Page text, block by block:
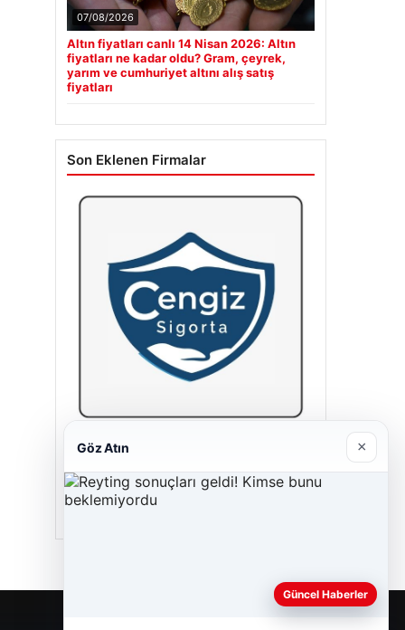
07/08/2026
Altın fiyatları canlı 14 Nisan 2026: Altın
fiyatları ne kadar oldu? Gram, çeyrek,
yarım ve cumhuriyet altını alış satış
fiyatları
Son Eklenen Firmalar
Cengiz Sigorta
23/06/2026
Göz Atın ×
Güncel Haberler